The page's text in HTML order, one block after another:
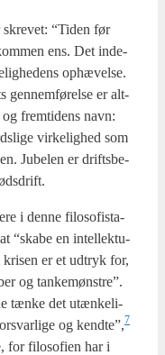
“Tiden før
ens. Det inde­
ophæ­vel­se.
gen­nem­fø­rel­se er alt­
frem­ti­dens navn:
vir­ke­lig­hed som
Jube­len er drifts­be­
i den­ne filo­so­fista­
“ska­be en intel­lek­tu­
er et udtryk for,
og tan­ke­møn­stre”.
tæn­ke det utæn­ke­li­
og kendte”,7
for filo­so­fi­en har i